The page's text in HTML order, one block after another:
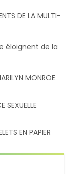
DE LA MULTI-
éloignent de la
MONROE
SEXUELLE
EN PAPIER